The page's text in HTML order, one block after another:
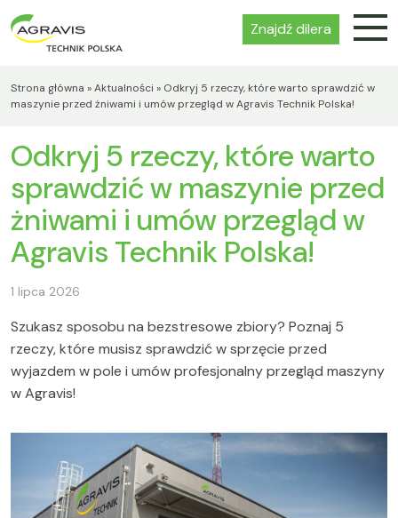
Znajdź dilera
Strona główna »Aktualności » Odkryj 5 rzeczy, które warto sprawdzić w
maszynie przed żniwami i umów przegląd w Agravis Technik Polska!
Odkryj 5 rzeczy, które warto
sprawdzić w maszynie przed
żniwami i umów przegląd w
Agravis Technik Polska!
1 lipca 2026
Szukasz sposobu na bezstresowe zbiory? Poznaj 5
rzeczy, które musisz sprawdzić w sprzęcie przed
wyjazdem w pole i umów profesjonalny przegląd maszyny
w Agravis!